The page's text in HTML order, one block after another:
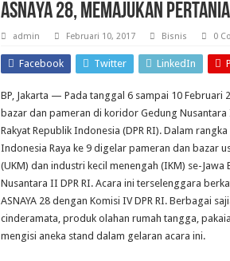
ASNAYA 28, Memajukan
admin Februari 10, 2017 Bisnis 0
Facebook Twitter LinkedIn
BP, Jakarta — Pada tanggal 6 sampai 10 Februari
bazar dan pameran di koridor Gedung Nusantara
Rakyat Republik Indonesia (DPR RI). Dalam
Indonesia Raya ke 9 digelar pameran dan bazar
(UKM) dan industri kecil menengah (IKM) se-Jawa
Nusantara II DPR RI. Acara ini terselenggara
ASNAYA 28 dengan Komisi IV DPR RI. Berbagai
cinderamata, produk olahan rumah tangga,
mengisi aneka stand dalam gelaran acara ini.